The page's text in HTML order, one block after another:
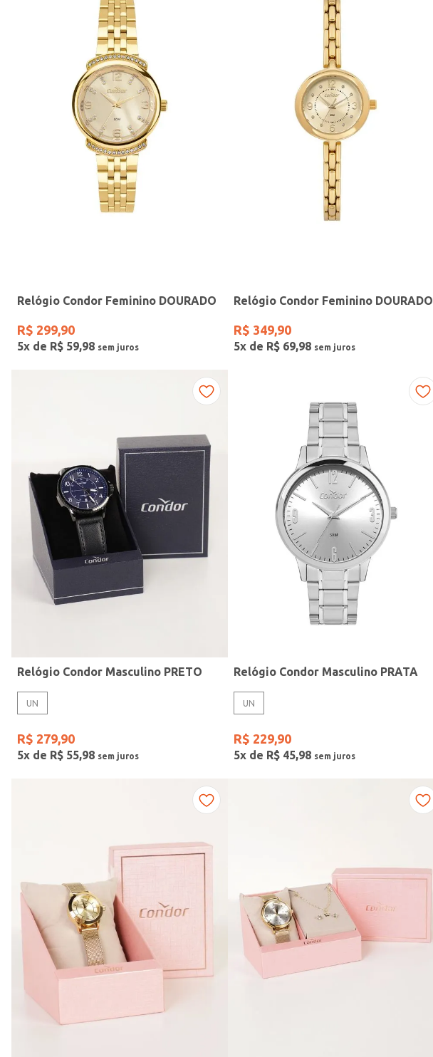
Modelo
Relógio Condor Feminino DOURADO
R$ 299,90
5x de R$ 59,98
Relógio Condor Feminino DOURADO
R$ 349,90
5x de R$ 69,98
Relógio Condor Masculino PRETO
UN
R$ 279,90
5x de R$ 55,98
Relógio Condor Masculino PRATA
UN
R$ 229,90
5x de R$ 45,98